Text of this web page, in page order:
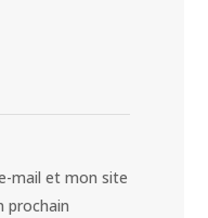
mail et mon site
prochain